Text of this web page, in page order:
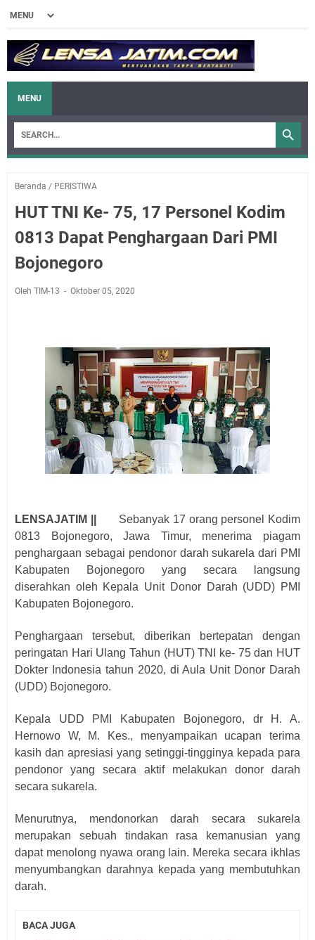
MENU
Beranda / PERISTIWA
HUT TNI Ke- 75, 17 Personel Kodim
0813 Dapat Penghargaan Dari PMI
Bojonegoro
Oleh TIM-13 Oktober 05, 2020
LENSAJATIM ||
Sebanyak 17 orang personel Kodim
0813 Bojonegoro, Jawa Timur, menerima piagam
penghargaan sebagai pendonor darah sukarela dari PMI
Kabupaten Bojonegoro yang secara langsung
diserahkan oleh Kepala Unit Donor Darah (UDD) PMI
Kabupaten Bojonegoro.
Penghargaan tersebut, diberikan bertepatan dengan
peringatan Hari Ulang Tahun (HUT) TNI ke- 75 dan HUT
Dokter Indonesia tahun 2020, di Aula Unit Donor Darah
(UDD) Bojonegoro.
Kepala UDD PMI Kabupaten Bojonegoro, dr H. A.
Hernowo W, M. Kes., menyampaikan ucapan terima
kasih dan apresiasi yang setinggi-tingginya kepada para
pendonor yang secara aktif melakukan donor darah
secara sukarela.
Menurutnya, mendonorkan darah secara sukarela
merupakan sebuah tindakan rasa kemanusian yang
dapat menolong nyawa orang lain. Mereka secara ikhlas
menyumbangkan darahnya kepada yang membutuhkan
darah.
BACA JUGA